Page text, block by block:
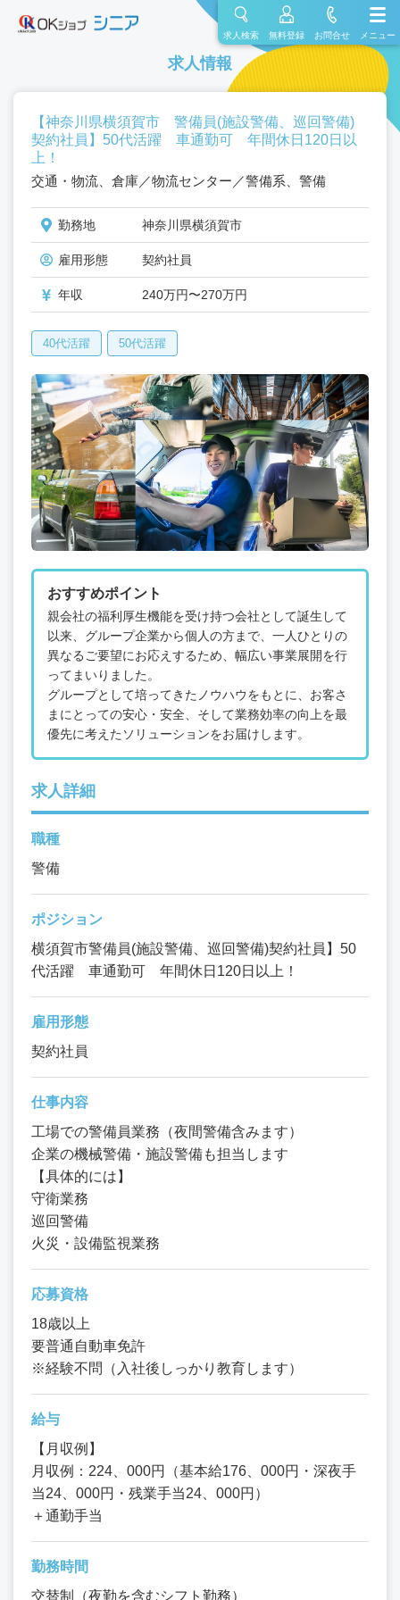
求人検索 無料登録 お問合せ メニュー
求人情報
【神奈川県横須賀市 警備員(施設警備、巡回警備)
契約社員】50代活躍 車通勤可 年間休日120日以
上！
交通・物流、倉庫／物流センター／警備系、警備
勤務地 神奈川県横須賀市
雇用形態 契約社員
年収 240万円〜270万円
40代活躍 50代活躍
おすすめポイント
親会社の福利厚生機能を受け持つ会社として誕生して
以来、グループ企業から個人の方まで、一人ひとりの
異なるご要望にお応えするため、幅広い事業展開を行
ってまいりました。
グループとして培ってきたノウハウをもとに、お客さ
まにとっての安心・安全、そして業務効率の向上を最
優先に考えたソリューションをお届けします。
求人詳細
職種
警備
ポジション
横須賀市警備員(施設警備、巡回警備)契約社員】50
代活躍 車通勤可 年間休日120日以上！
雇用形態
契約社員
仕事内容
工場での警備員業務（夜間警備含みます）
企業の機械警備・施設警備も担当します
【具体的には】
守衛業務
巡回警備
火災・設備監視業務
応募資格
18歳以上
要普通自動車免許
※経験不問（入社後しっかり教育します）
給与
【月収例】
月収例：224、000円（基本給176、000円・深夜手
当24、000円・残業手当24、000円）
＋通勤手当
勤務時間
交替制（夜勤を含むシフト勤務）